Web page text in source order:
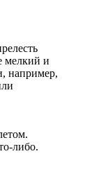
мелкий и
например,
либо.